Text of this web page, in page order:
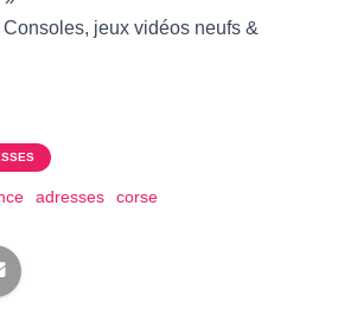
Consoles, jeux vidéos neufs &
adresses corse